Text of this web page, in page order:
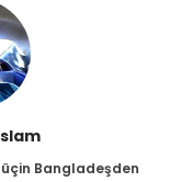
Bangladeşden